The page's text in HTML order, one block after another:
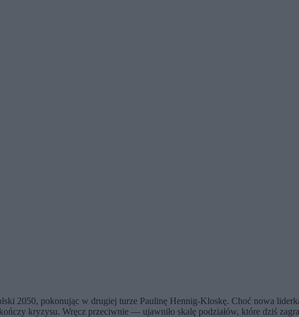
2050, pokonując w drugiej turze Paulinę Hennig-Kloskę. Choć nowa
kryzysu. Wręcz przeciwnie — ujawniło skalę podziałów, które dziś